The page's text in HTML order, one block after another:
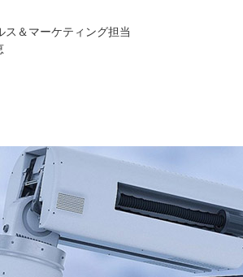
ス＆マーケティング担当